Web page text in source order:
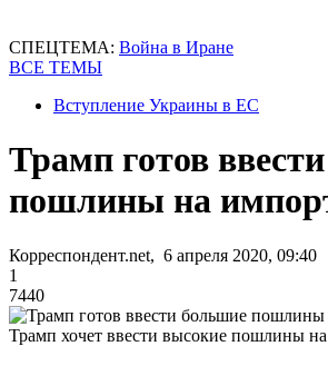
СПЕЦТЕМА: Война в Иране
ВСЕ ТЕМЫ
Вступление Украины в ЕС
Трамп готов
пошлины на
Корреспондент.net, 6 апреля 2020, 09:40
1
7440
Трамп хочет ввести высокие пошлины